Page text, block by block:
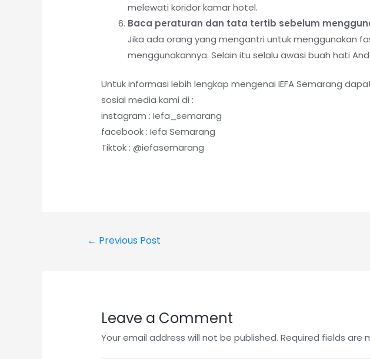
melewati koridor kamar hotel.
Baca peraturan dan tata tertib sebelum
Jika ada orang yang mengantri untuk menggunakan
menggunakannya. Selain itu selalu awasi buah hati
Untuk informasi lebih lengkap mengenai IEFA Semarang
sosial media kami di :
instagram : Iefa_semarang
facebook : Iefa Semarang
Tiktok : @iefasemarang
Post
← Previous Post
Leave a Comment
Your email address will not be published. Required fields are